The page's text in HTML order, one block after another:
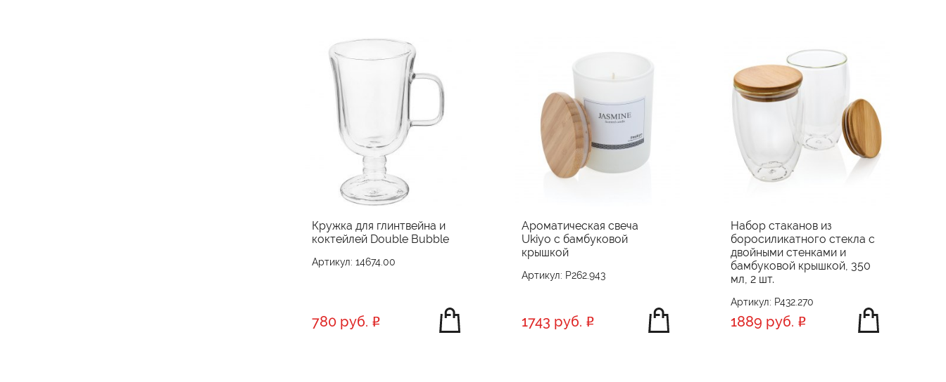
Кружка для глинтвейна и
коктейлей Double Bubble
Артикул: 14674.00
780 руб.
Ароматическая свеча
Ukiyo с бамбуковой
крышкой
Артикул: P262.943
1743 руб.
Набор стаканов из
боросиликатного стекла с
двойными стенками и
бамбуковой крышкой, 350
мл, 2 шт.
Артикул: P432.270
1889 руб.